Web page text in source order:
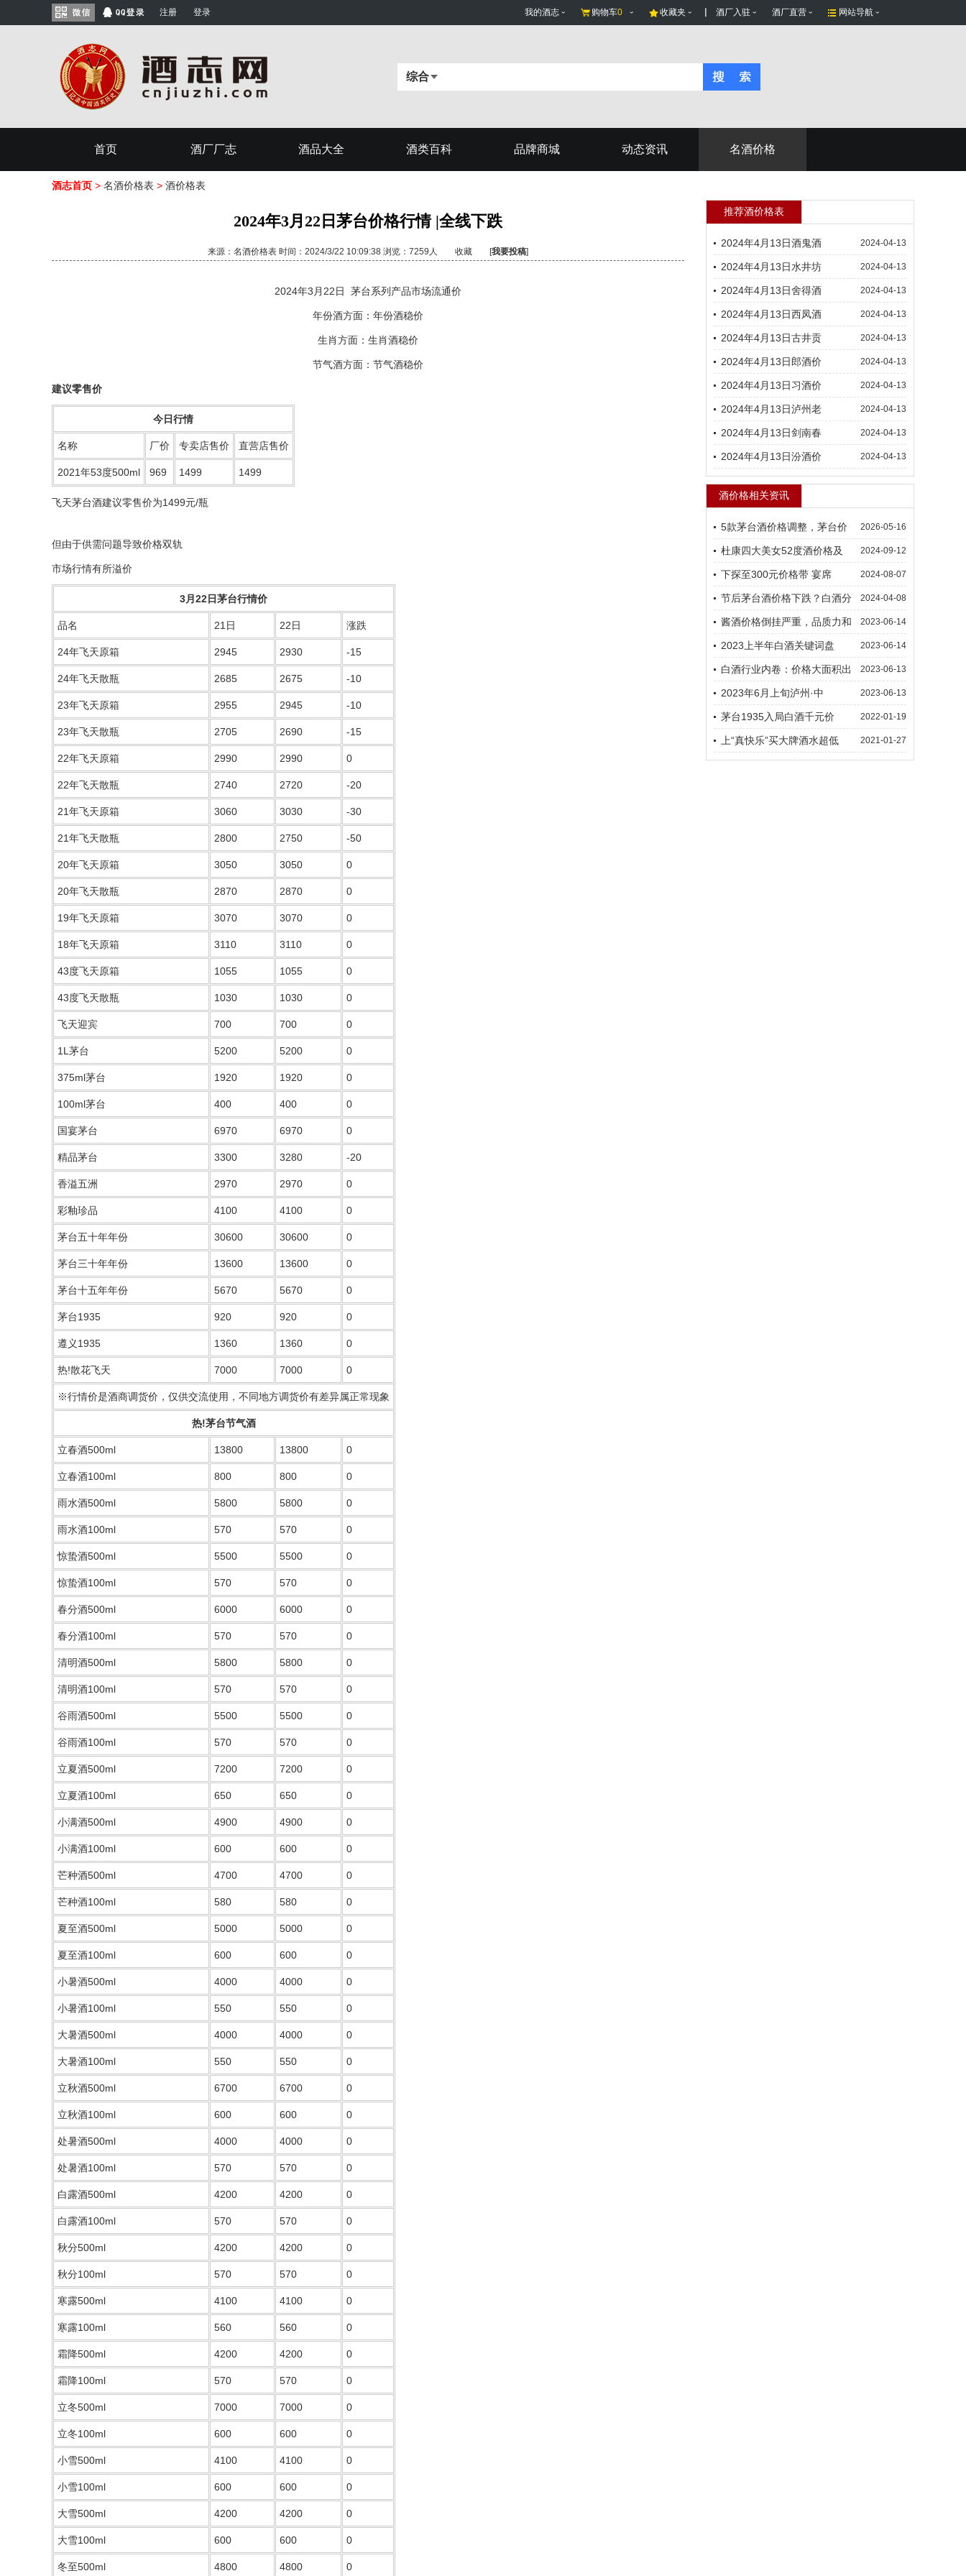
注册 登录 我的酒志 购物车0 收藏夹 酒厂入驻 酒厂直营 网站导航
综合
首页 酒厂厂志 酒品大全 酒类百科 品牌商城 动态资讯 名酒价格
酒志首页 > 名酒价格表 > 酒价格表
2024年3月22日茅台价格行情 |全线下跌
来源：名酒价格表 时间：2024/3/22 10:09:38 浏览：7259人 收藏 [我要投稿]
2024年3月22日 茅台系列产品市场流通价
年份酒方面：年份酒稳价
生肖方面：生肖酒稳价
节气酒方面：节气酒稳价
建议零售价
今日行情
名称 厂价 专卖店售价 直营店售价
2021年53度500ml 969 1499 1499
飞天茅台酒建议零售价为1499元/瓶
但由于供需问题导致价格双轨
市场行情有所溢价
3月22日茅台行情价
品名 21日 22日 涨跌
24年飞天原箱 2945 2930 -15
24年飞天散瓶 2685 2675 -10
23年飞天原箱 2955 2945 -10
23年飞天散瓶 2705 2690 -15
22年飞天原箱 2990 2990 0
22年飞天散瓶 2740 2720 -20
21年飞天原箱 3060 3030 -30
21年飞天散瓶 2800 2750 -50
20年飞天原箱 3050 3050 0
20年飞天散瓶 2870 2870 0
19年飞天原箱 3070 3070 0
18年飞天原箱 3110 3110 0
43度飞天原箱 1055 1055 0
43度飞天散瓶 1030 1030 0
飞天迎宾 700 700 0
1L茅台 5200 5200 0
375ml茅台 1920 1920 0
100ml茅台 400 400 0
国宴茅台 6970 6970 0
精品茅台 3300 3280 -20
香溢五洲 2970 2970 0
彩釉珍品 4100 4100 0
茅台五十年年份 30600 30600 0
茅台三十年年份 13600 13600 0
茅台十五年年份 5670 5670 0
茅台1935 920 920 0
遵义1935 1360 1360 0
热!散花飞天 7000 7000 0
※行情价是酒商调货价，仅供交流使用，不同地方调货价有差异属正常现象
热!茅台节气酒
立春酒500ml 13800 13800 0
立春酒100ml 800 800 0
雨水酒500ml 5800 5800 0
雨水酒100ml 570 570 0
惊蛰酒500ml 5500 5500 0
惊蛰酒100ml 570 570 0
春分酒500ml 6000 6000 0
春分酒100ml 570 570 0
清明酒500ml 5800 5800 0
清明酒100ml 570 570 0
谷雨酒500ml 5500 5500 0
谷雨酒100ml 570 570 0
立夏酒500ml 7200 7200 0
立夏酒100ml 650 650 0
小满酒500ml 4900 4900 0
小满酒100ml 600 600 0
芒种酒500ml 4700 4700 0
芒种酒100ml 580 580 0
夏至酒500ml 5000 5000 0
夏至酒100ml 600 600 0
小暑酒500ml 4000 4000 0
小暑酒100ml 550 550 0
大暑酒500ml 4000 4000 0
大暑酒100ml 550 550 0
立秋酒500ml 6700 6700 0
立秋酒100ml 600 600 0
处暑酒500ml 4000 4000 0
处暑酒100ml 570 570 0
白露酒500ml 4200 4200 0
白露酒100ml 570 570 0
秋分500ml 4200 4200 0
秋分100ml 570 570 0
寒露500ml 4100 4100 0
寒露100ml 560 560 0
霜降500ml 4200 4200 0
霜降100ml 570 570 0
立冬500ml 7000 7000 0
立冬100ml 600 600 0
小雪500ml 4100 4100 0
小雪100ml 600 600 0
大雪500ml 4200 4200 0
大雪100ml 600 600 0
冬至500ml 4800 4800 0
推荐酒价格表
2024-04-13
2024年4月13日酒鬼酒
2024-04-13
2024年4月13日水井坊
2024-04-13
2024年4月13日舍得酒
2024-04-13
2024年4月13日西凤酒
2024-04-13
2024年4月13日古井贡
2024-04-13
2024年4月13日郎酒价
2024-04-13
2024年4月13日习酒价
2024-04-13
2024年4月13日泸州老
2024-04-13
2024年4月13日剑南春
2024-04-13
2024年4月13日汾酒价
酒价格相关资讯
2026-05-16
5款茅台酒价格调整，茅台价
2024-09-12
杜康四大美女52度酒价格及
2024-08-07
下探至300元价格带 宴席
2024-04-08
节后茅台酒价格下跌？白酒分
2023-06-14
酱酒价格倒挂严重，品质力和
2023-06-14
2023上半年白酒关键词盘
2023-06-13
白酒行业内卷：价格大面积出
2023-06-13
2023年6月上旬泸州·中
2022-01-19
茅台1935入局白酒千元价
2021-01-27
上“真快乐”买大牌酒水超低